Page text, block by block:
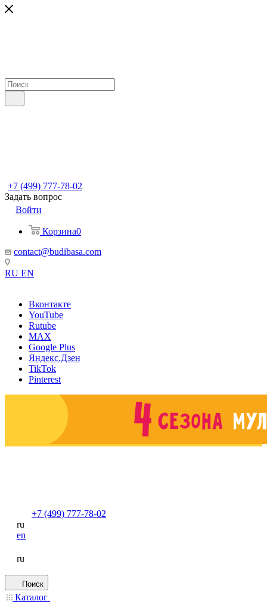
+7 (499) 777-78-02
Задать вопрос
Войти
Корзина0
contact@budibasa.com
RU EN
Вконтакте
YouTube
Rutube
MAX
Google Plus
Яндекс.Дзен
TikTok
Pinterest
+7 (499) 777-78-02
ru
en
ru
Поиск
Каталог